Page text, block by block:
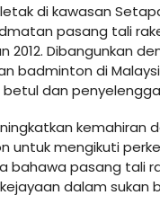
di kawasan
pasang tali
2012. Dibangunkan
badminton di
dan
kemahiran
untuk mengikuti
bahawa pasang tali
dalam sukan